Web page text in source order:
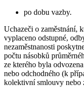
po dobu vazby.
Uchazeči o zaměstnání,
vyplaceno odstupné,
nezaměstnanosti
počtu násobků
ze kterého byla
nebo odchodného (k
kolektivní smlouvy nebo